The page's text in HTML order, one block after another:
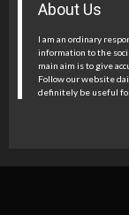
About Us
I am an ordinary
information to the
main aim is to give
Follow our website
definitely be useful